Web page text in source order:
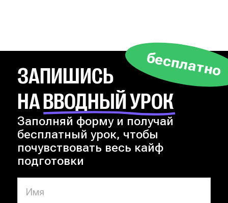
ЗАПИШИСЬ
НА ВВОДНЫЙ УРОК
бесплатно
Заполняй форму и получай
бесплатный урок, чтобы
почувствовать весь кайф
подготовки